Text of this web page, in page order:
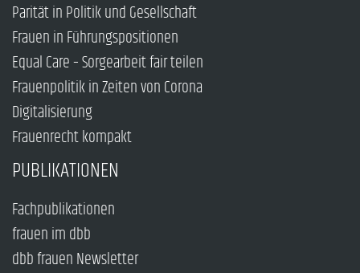
Parität in Politik und Gesellschaft
Frauen in Führungspositionen
Equal Care – Sorgearbeit fair teilen
Frauenpolitik in Zeiten von Corona
Digitalisierung
Frauenrecht kompakt
PUBLIKATIONEN
Fachpublikationen
frauen im dbb
dbb frauen Newsletter